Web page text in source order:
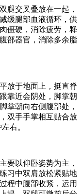
腿交叉叠放在一起，
缓腿部血液循环，供
僵硬，消除疲劳，释
部器官，消除多余脂
放于地面上，挺直脊
靠近会阴处，脚掌朝
掌朝向右侧腹部处，
双手手掌相互贴合放
右。
要以仰卧姿势为主，
习中双肩放松紧贴地
程中腹部收紧，运用